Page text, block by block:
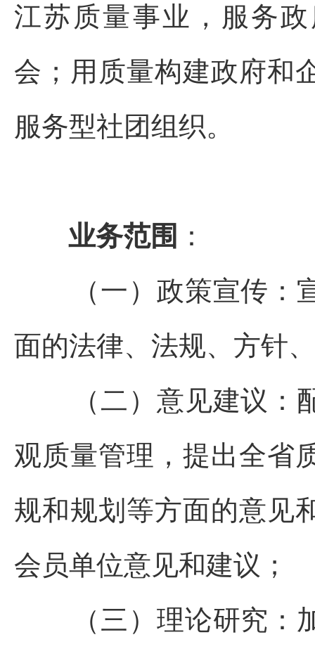
江苏质量事业，服务
会；用质量构建政府和
服务型社团组织。
业务范围 ：
（一）政策宣传
面的法律、法规、方针
（二）意见建议
观质量管理，提出全省
规和规划等方面的意见
会员单位意见和建议；
（三）理论研究